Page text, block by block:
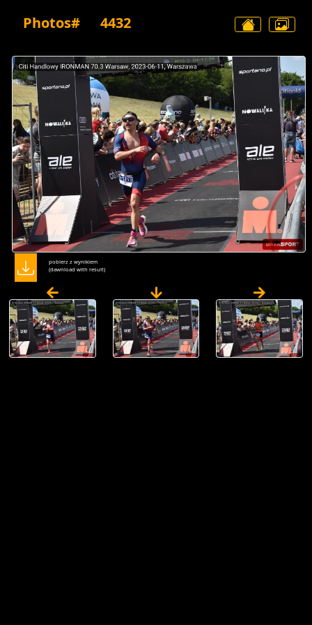
Photos# 4432
pobierz z wynikiem
(dawnload with result)